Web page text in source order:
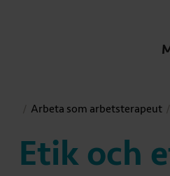
Arbeta som arbetsterapeut
Etik och